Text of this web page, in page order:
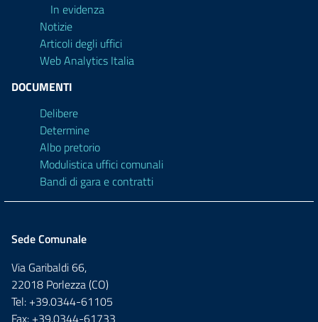
In evidenza
Notizie
Articoli degli uffici
Web Analytics Italia
DOCUMENTI
Delibere
Determine
Albo pretorio
Modulistica uffici comunali
Bandi di gara e contratti
Sede Comunale
Via Garibaldi 66,
22018 Porlezza (CO)
Tel: +39.0344-61105
Fax: +39.0344-61733